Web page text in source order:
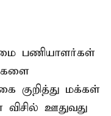
பணியாளர்கள்
குறித்து மக்கள்
ஊதுவது